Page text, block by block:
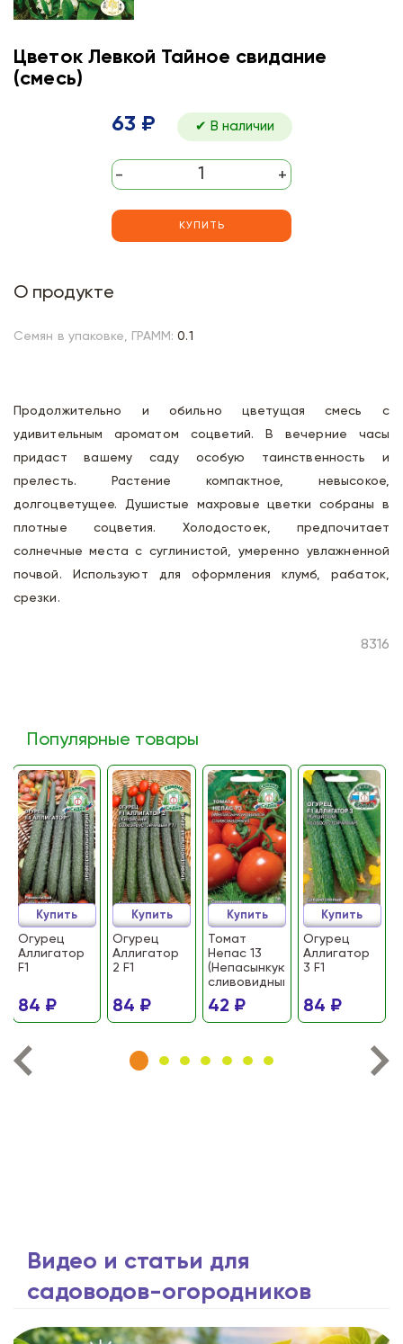
Цветок Левкой Тайное свидание
(смесь)
63 ₽ ✔ В наличии
- +
КУПИТЬ
О продукте
Семян в упаковке, ГРАММ: 0.1
Продолжительно и обильно цветущая смесь с
удивительным ароматом соцветий. В вечерние часы
придаст вашему саду особую таинственность и
прелесть. Растение компактное, невысокое,
долгоцветущее. Душистые махровые цветки собраны в
плотные соцветия. Холодостоек, предпочитает
солнечные места с суглинистой, умеренно увлажненной
почвой. Используют для оформления клумб, рабаток,
срезки.
8316
Популярные товары
Огурец
Аллигатор
F1
84 ₽
Купить
Огурец
Аллигатор
2 F1
84 ₽
Купить
Томат
Непас 13
(Непасынкующийся
сливовидный)
42 ₽
Купить
Огурец
Аллигатор
3 F1
84 ₽
Купить
Видео и статьи для
садоводов-огородников